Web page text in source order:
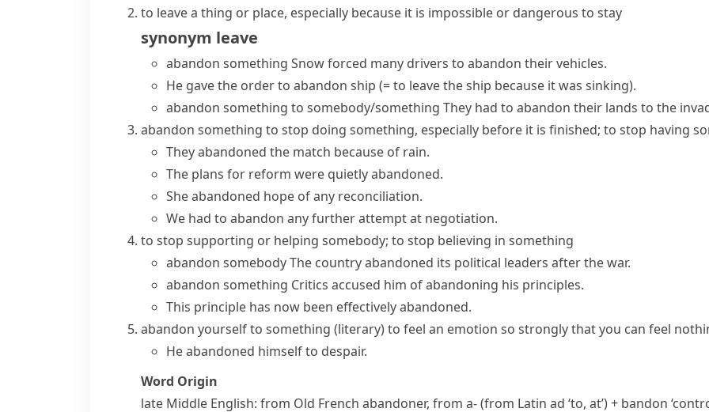
to leave a thing or place, especially because it is impossible or dangerous to stay
synonym leave
abandon something Snow forced many drivers to abandon their vehicles.
He gave the order to abandon ship (= to leave the ship because it was sinking).
abandon something to somebody/something They had to abandon their lands to the
abandon something to stop doing something, especially before it is finished; to stop having
They abandoned the match because of rain.
The plans for reform were quietlyabandoned.
She abandoned hope of any reconciliation.
We had to abandon any further attempt at negotiation.
to stop supporting or helping somebody; to stop believing in something
abandon somebodyThe country abandoned its political leaders after the war.
abandon something Critics accused him of abandoning his principles.
This principle has now been effectively abandoned.
abandon yourself to something (literary)to feel an emotion so strongly that you can feel
He abandoned himself to despair.
Word Origin
late Middle English: from Old French abandoner, from a-(from Latin ad ‘to, at’) + bandon